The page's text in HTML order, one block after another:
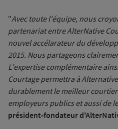
"Avec toute l'équipe, nous
partenariat entre AlterNative
nouvel accélarateur du
2015. Nous partageons
L'expertise complémentaire
Courtage permettra à
durablement le meilleur
employeurs publics et aussi de
président-fondateur